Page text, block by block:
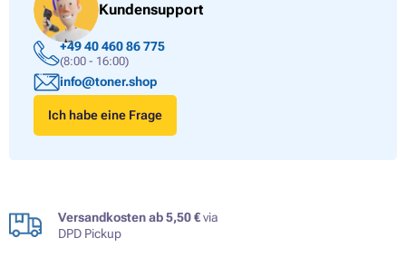
Kundensupport
+49 40 460 86 775
(8:00 - 16:00)
info@toner.shop
Ich habe eine Frage
Versandkosten ab 5,50 €via
DPD Pickup